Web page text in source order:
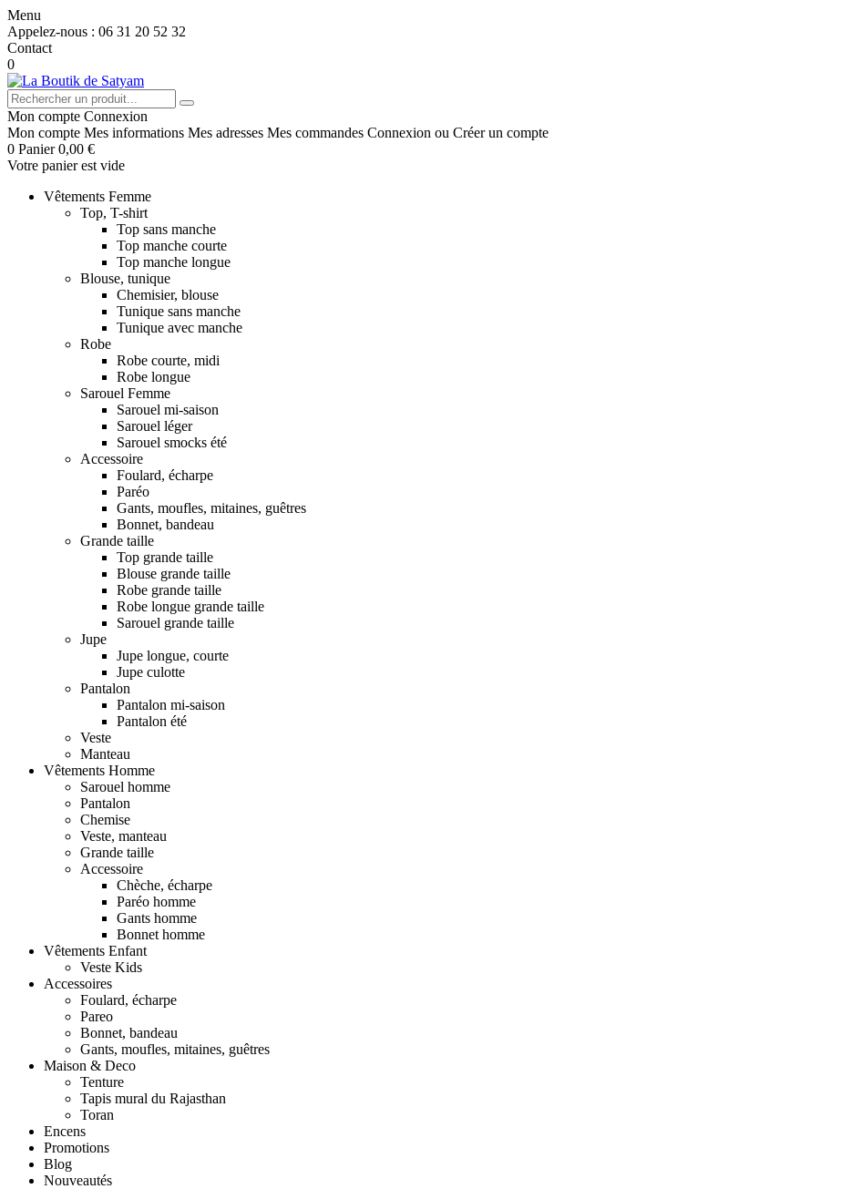
Menu
Appelez-nous : 06 31 20 52 32
Contact
0
Mon compte Connexion
Mon compte Mes informations Mes adresses Mes commandes Connexion ou Créer un compte
0 Panier 0,00 €
Votre panier est vide
Vêtements Femme
Top, T-shirt
Top sans manche
Top manche courte
Top manche longue
Blouse, tunique
Chemisier, blouse
Tunique sans manche
Tunique avec manche
Robe
Robe courte, midi
Robe longue
Sarouel Femme
Sarouel mi-saison
Sarouel léger
Sarouel smocks été
Accessoire
Foulard, écharpe
Paréo
Gants, moufles, mitaines, guêtres
Bonnet, bandeau
Grande taille
Top grande taille
Blouse grande taille
Robe grande taille
Robe longue grande taille
Sarouel grande taille
Jupe
Jupe longue, courte
Jupe culotte
Pantalon
Pantalon mi-saison
Pantalon été
Veste
Manteau
Vêtements Homme
Sarouel homme
Pantalon
Chemise
Veste, manteau
Grande taille
Accessoire
Chèche, écharpe
Paréo homme
Gants homme
Bonnet homme
Vêtements Enfant
Veste Kids
Accessoires
Foulard, écharpe
Pareo
Bonnet, bandeau
Gants, moufles, mitaines, guêtres
Maison & Deco
Tenture
Tapis mural du Rajasthan
Toran
Encens
Promotions
Blog
Nouveautés